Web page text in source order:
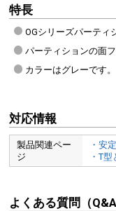
特長
OGシリーズパーティ
パーティションの面
カラーはグレーです。
対応情報
製品関連ペー
ジ
・安
・T
よくある質問（Q&A